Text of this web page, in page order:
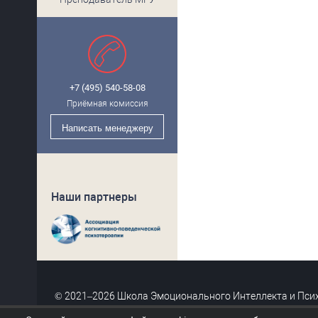
+7 (495) 540-58-08
Приёмная комиссия
Написать менеджеру
Наши партнеры
© 2021–2026 Школа Эмоционального Интеллекта и